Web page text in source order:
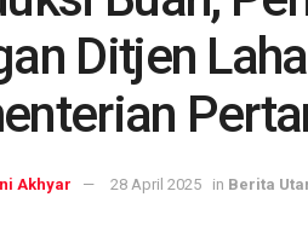
Ditjen
Akhyar 28 April 2025 in Berita